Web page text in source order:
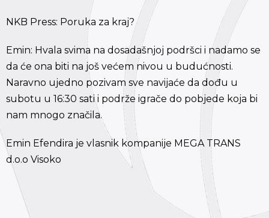
NKB Press: Poruka za kraj?
Emin: Hvala svima na dosadašnjoj podršci i nadamo se
da će ona biti na još većem nivou u budućnosti.
Naravno ujedno pozivam sve navijaće da dođu u
subotu u 16:30 sati i podrže igrače do pobjede koja bi
nam mnogo značila.
Emin Efendira je vlasnik kompanije MEGA TRANS
d.o.o Visoko